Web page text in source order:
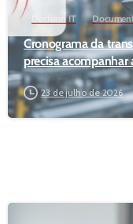
Decision IT
Cronograma da
precisa acompanhar
23 de julho de 2026